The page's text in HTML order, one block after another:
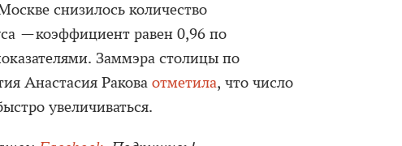
снизилось количество
—коэффициент равен 0,96 по
Заммэра столицы по
Анастасия Ракова отметила, что число
увеличиваться.